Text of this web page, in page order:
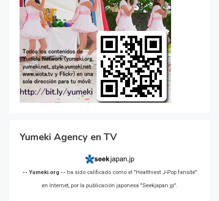
Yumeki Agency en TV
-- Yumeki.org -- ha sido calificado como el "Healthiest J-Pop fansite"
en Internet, por la publicación japonesa "Seekjapan.jp".